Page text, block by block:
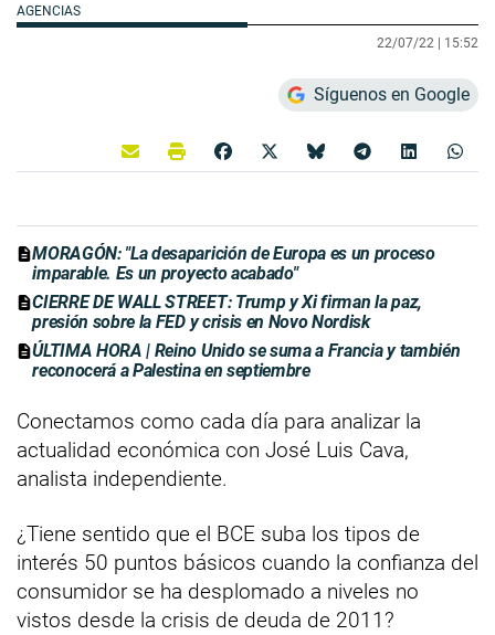
AGENCIAS
22/07/22 | 15:52
Síguenos en Google
MORAGÓN: "La desaparición de Europa es un proceso
imparable. Es un proyecto acabado"
CIERRE DE WALL STREET: Trump y Xi firman la paz,
presión sobre la FED y crisis en Novo Nordisk
ÚLTIMA HORA | Reino Unido se suma a Francia y también
reconocerá a Palestina en septiembre
Conectamos como cada día para analizar la
actualidad económica con José Luis Cava,
analista independiente.
¿Tiene sentido que el BCE suba los tipos de
interés 50 puntos básicos cuando la confianza del
consumidor se ha desplomado a niveles no
vistos desde la crisis de deuda de 2011?